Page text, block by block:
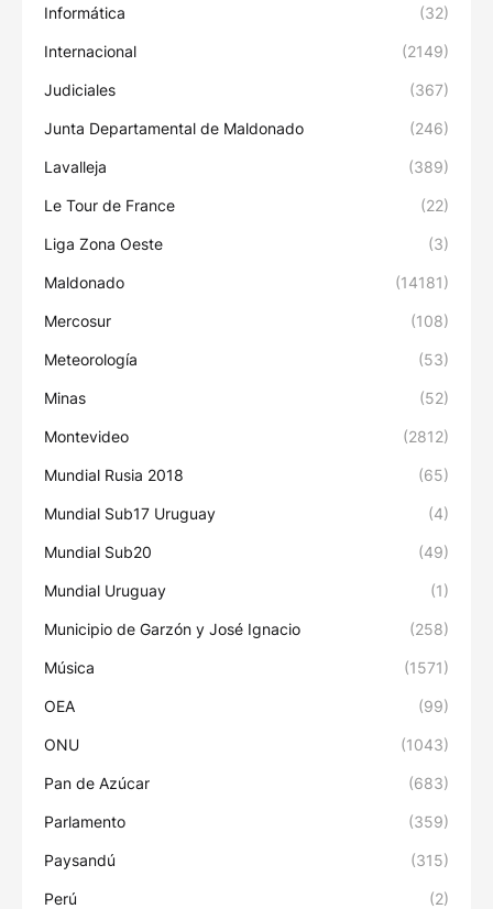
Informática (32)
Internacional (2149)
Judiciales (367)
Junta Departamental de Maldonado (246)
Lavalleja (389)
Le Tour de France (22)
Liga Zona Oeste (3)
Maldonado (14181)
Mercosur (108)
Meteorología (53)
Minas (52)
Montevideo (2812)
Mundial Rusia 2018 (65)
Mundial Sub17 Uruguay (4)
Mundial Sub20 (49)
Mundial Uruguay (1)
Municipio de Garzón y José Ignacio (258)
Música (1571)
OEA (99)
ONU (1043)
Pan de Azúcar (683)
Parlamento (359)
Paysandú (315)
Perú (2)